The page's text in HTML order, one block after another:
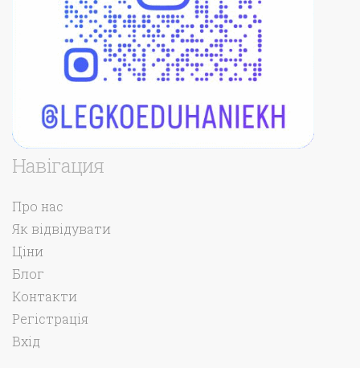
Навігация
Про нас
Як відвідувати
Ціни
Блог
Контакти
Регістрація
Вхід